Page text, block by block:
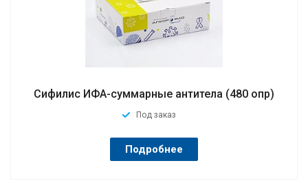
Сифилис ИФА-суммарные антитела (480 опр)
Под заказ
Подробнее